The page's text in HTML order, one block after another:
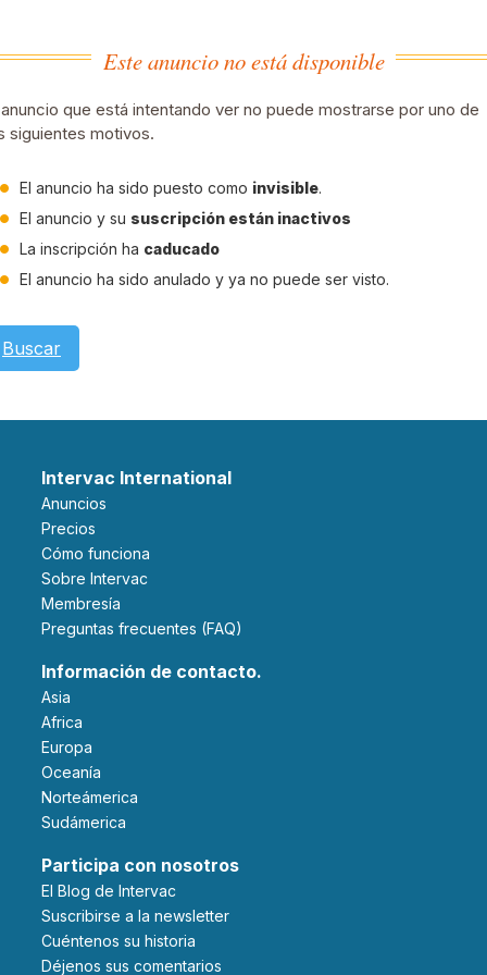
Este anuncio no está disponible
que está intentando ver no puede mostrarse por uno de
siguientes motivos.
El anuncio ha sido puesto como invisible.
El anuncio y su suscripción están inactivos
La inscripción ha caducado
El anuncio ha sido anulado y ya no puede ser visto.
Buscar
Intervac International
Anuncios
Precios
Cómo funciona
Sobre Intervac
Membresía
Preguntas frecuentes (FAQ)
Información de contacto.
Asia
Africa
Europa
Oceanía
Norteámerica
Sudámerica
Participa con nosotros
El Blog de Intervac
Suscribirse a la newsletter
Cuéntenos su historia
Déjenos sus comentarios